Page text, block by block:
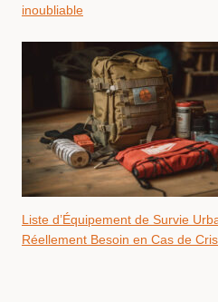
inoubliable
Liste d’Équipement de Survie
Réellement Besoin en Cas de